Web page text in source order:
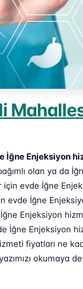
İğne Enjeksiyon
olan ya da
evde İğne
evde İğne
Enjeksiyon
İğne Enjeksiyon
fiyatları ne
okumaya